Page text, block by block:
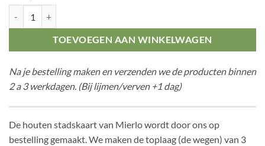
TOEVOEGEN AAN WINKELWAGEN
Na je bestelling maken en verzenden we de producten binnen
2 a 3 werkdagen. (Bij lijmen/verven +1 dag)
De houten stadskaart van Mierlo wordt door ons op
bestelling gemaakt. We maken de toplaag (de wegen) van 3